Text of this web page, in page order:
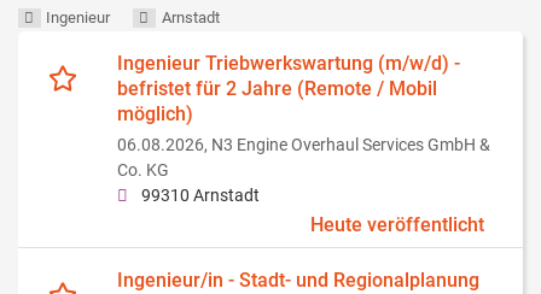
Ingenieur Arnstadt
Ingenieur Triebwerkswartung (m/w/d) -
befristet für 2 Jahre (Remote / Mobil
möglich)
06.08.2026, N3 Engine Overhaul Services GmbH &
Co. KG
99310 Arnstadt
Heute veröffentlicht
Ingenieur/in - Stadt- und Regionalplanung